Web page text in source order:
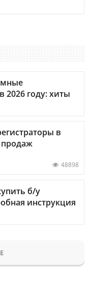
2026 году: хиты
в
продаж
48898
б/у
инструкция